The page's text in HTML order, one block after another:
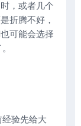
，或者几个
折腾不好，
可能会选择
验先给大